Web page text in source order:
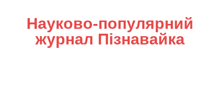
Науково-популярний
журнал Пізнавайка